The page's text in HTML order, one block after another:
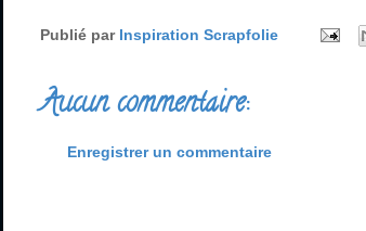
Publié par Inspiration Scrapfolie
Aucun commentaire:
Enregistrer un commentaire